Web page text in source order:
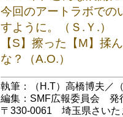
今回のアートラボでの
すように。（Ｓ.Ｙ.）
【S】擦った【M】揉
な？（A.O.）
執筆：（H.T）高橋博夫／
編集：SMF広報委員会 発
〒330-0061 埼玉県さい